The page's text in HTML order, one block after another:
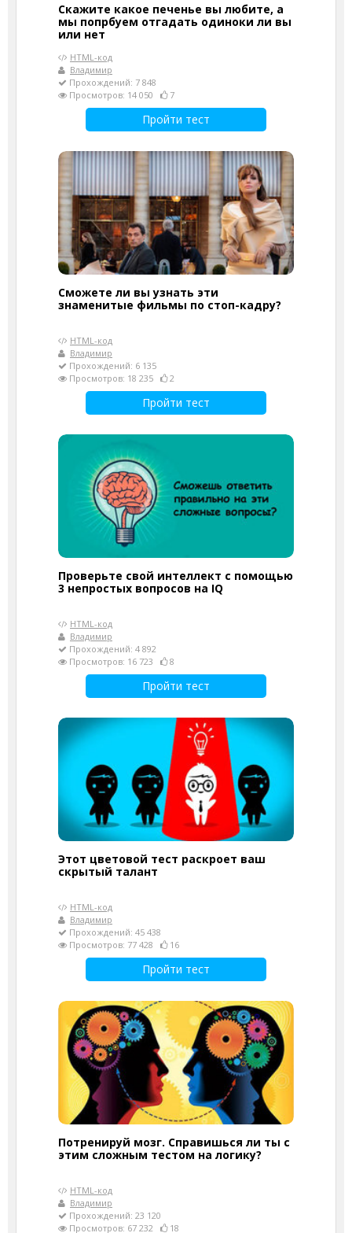
Скажите какое печенье вы любите, а
мы попрбуем отгадать одиноки ли вы
или нет
HTML-код
Владимир
Прохождений: 7 848
Просмотров: 14 050
7
Пройти тест
Сможете ли вы узнать эти
знаменитые фильмы по стоп-кадру?
HTML-код
Владимир
Прохождений: 6 135
Просмотров: 18 235
2
Пройти тест
Проверьте свой интеллект с помощью
3 непростых вопросов на IQ
HTML-код
Владимир
Прохождений: 4 892
Просмотров: 16 723
8
Пройти тест
Этот цветовой тест раскроет ваш
скрытый талант
HTML-код
Владимир
Прохождений: 45 438
Просмотров: 77 428
16
Пройти тест
Потренируй мозг. Справишься ли ты с
этим сложным тестом на логику?
HTML-код
Владимир
Прохождений: 23 120
Просмотров: 67 232
18